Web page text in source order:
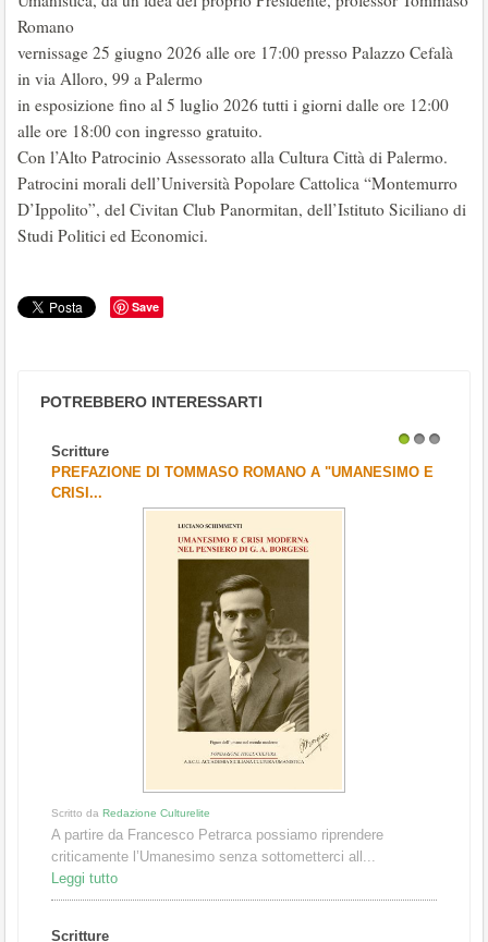
Romano
vernissage 25 giugno 2026 alle ore 17:00 presso Palazzo Cefalà
in via Alloro, 99 a Palermo
in esposizione fino al 5 luglio 2026 tutti i giorni dalle ore 12:00
alle ore 18:00 con ingresso gratuito.
Con l’Alto Patrocinio Assessorato alla Cultura Città di Palermo.
Patrocini morali dell’Università Popolare Cattolica “Montemurro
D’Ippolito”, del Civitan Club Panormitan, dell’Istituto Siciliano di
Studi Politici ed Economici.
Save
POTREBBERO INTERESSARTI
Scritture
PREFAZIONE DI TOMMASO ROMANO A "UMANESIMO E
CRISI...
Scritto da Redazione Culturelite
A partire da Francesco Petrarca possiamo riprendere
criticamente l’Umanesimo senza sottometterci all...
Leggi tutto
Scritture